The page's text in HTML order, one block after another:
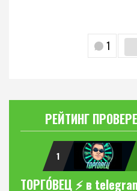
1
РЕЙТИНГ
1
ТОРГО́ВЕЦ ⚡️ в